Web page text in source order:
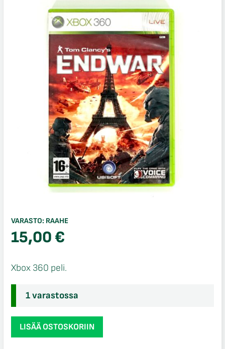
VARASTO: RAAHE
15,00€
Xbox 360 peli.
1 varastossa
Tom
Clancy's
LISÄÄ OSTOSKORIIN